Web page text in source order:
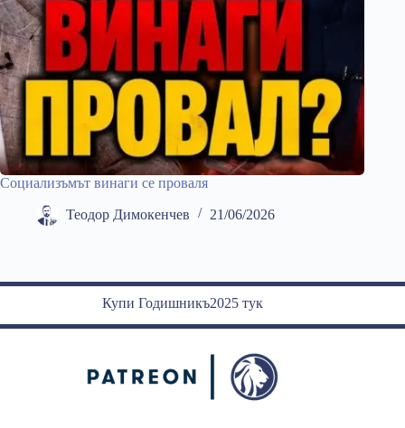
Социализъмът винаги се проваля
Теодор Димокенчев 21/06/2026
Купи Годишникъ2025 тук